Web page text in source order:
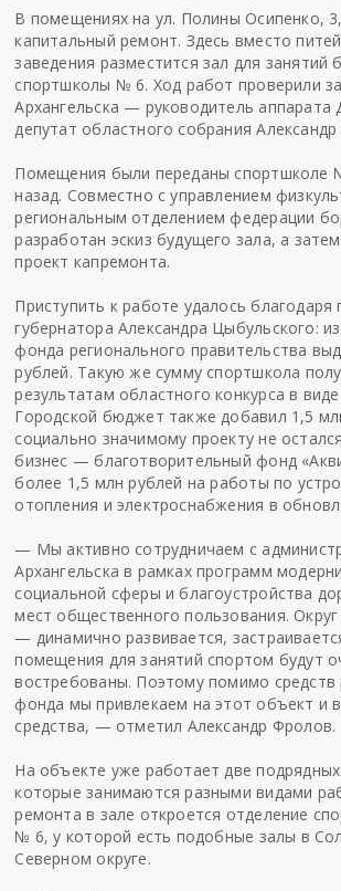
В помещениях на ул. Полины Осипенко,
капитальный ремонт. Здесь вместо
заведения разместится зал для занятий
спортшколы № 6. Ход работ проверили
Архангельска — руководитель аппарата
депутат областного собрания
Помещения были переданы спортшколе
назад. Совместно с управлением
региональным отделением федерации
разработан эскиз будущего зала, а
проект капремонта.
Приступить к работе удалось благодаря
губернатора Александра Цыбульского:
фонда регионального правительства
рублей. Такую же сумму спортшкола
результатам областного конкурса в виде
Городской бюджет также добавил 1,5
социально значимому проекту не
бизнес — благотворительный фонд
более 1,5 млн рублей на работы по
отопления и электроснабжения в
— Мы активно сотрудничаем с
Архангельска в рамках программ
социальной сферы и благоустройства
мест общественного пользования.
— динамично развивается,
помещения для занятий спортом будут
востребованы. Поэтому помимо средств
фонда мы привлекаем на этот объект и
средства, — отметил Александр Фролов.
На объекте уже работает две подрядных
которые занимаются разными видами
ремонта в зале откроется отделение
№ 6, у которой есть подобные залы в
Северном округе.